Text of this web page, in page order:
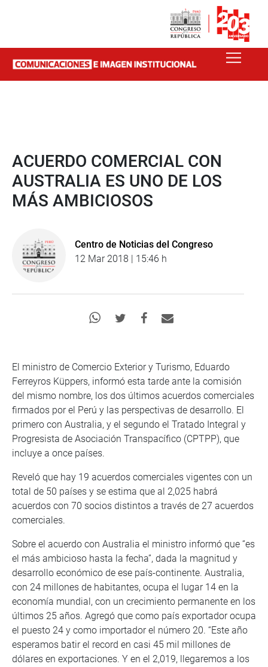
ACUERDO COMERCIAL CON
AUSTRALIA ES UNO DE LOS
MÁS AMBICIOSOS
Centro de Noticias del Congreso
12 Mar 2018 | 15:46 h
El ministro de Comercio Exterior y Turismo, Eduardo
Ferreyros Küppers, informó esta tarde ante la comisión
del mismo nombre, los dos últimos acuerdos comerciales
firmados por el Perú y las perspectivas de desarrollo. El
primero con Australia, y el segundo el Tratado Integral y
Progresista de Asociación Transpacífico (CPTPP), que
incluye a once países.
Reveló que hay 19 acuerdos comerciales vigentes con un
total de 50 países y se estima que al 2,025 habrá
acuerdos con 70 socios distintos a través de 27 acuerdos
comerciales.
Sobre el acuerdo con Australia el ministro informó que “es
el más ambicioso hasta la fecha”, dada la magnitud y
desarrollo económico de ese país-continente. Australia,
con 24 millones de habitantes, ocupa el lugar 14 en la
economía mundial, con un crecimiento permanente en los
últimos 25 años. Agregó que como país exportador ocupa
el puesto 24 y como importador el número 20. “Este año
esperamos batir el record en casi 45 mil millones de
dólares en exportaciones. Y en el 2,019, llegaremos a los